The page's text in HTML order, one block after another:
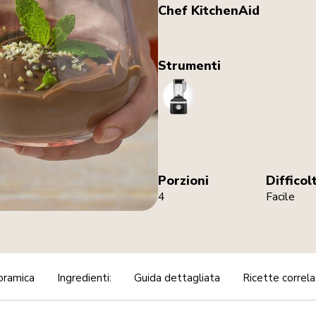
Chef KitchenAid
Strumenti
Blender
Porzioni
4 Facile
Ingredienti: Guida dettagliata Ricette